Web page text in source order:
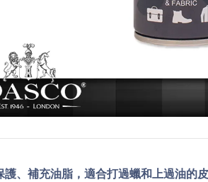
護、補充油脂，適合打過蠟和上過油的